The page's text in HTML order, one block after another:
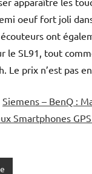
oeuf fort joli
écouteurs ont
le SL91, tout
Le prix n’est pas
Siemens – BenQ :
Smartphones